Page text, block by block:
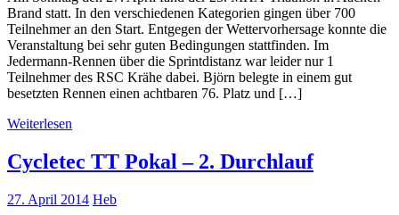
Brand statt. In den verschiedenen Kategorien gingen über 700
Teilnehmer an den Start. Entgegen der Wettervorhersage konnte die
Veranstaltung bei sehr guten Bedingungen stattfinden. Im
Jedermann-Rennen über die Sprintdistanz war leider nur 1
Teilnehmer des RSC Krähe dabei. Björn belegte in einem gut
besetzten Rennen einen achtbaren 76. Platz und […]
Weiterlesen
Cycletec TT Pokal – 2. Durchlauf
27. April 2014 Heb